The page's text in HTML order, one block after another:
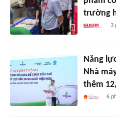
trường
3
Năng
Nhà
thêm
6